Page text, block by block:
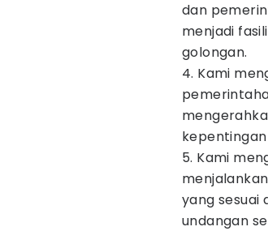
dan
menjadi
golongan.
4. Kami
5. Kami
yang
undangan